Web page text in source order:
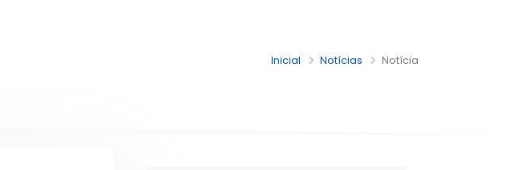
Inicial Notícias Notícia